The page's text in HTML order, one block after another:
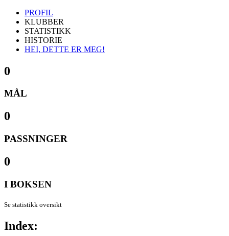
PROFIL
KLUBBER
STATISTIKK
HISTORIE
HEI, DETTE ER MEG!
0
MÅL
0
PASSNINGER
0
I BOKSEN
Se statistikk oversikt
Index: